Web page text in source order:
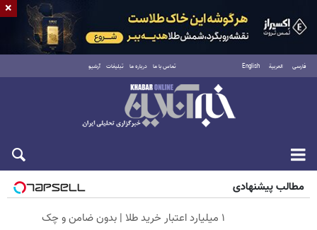
فارسی العربية English تماس با ما درباره ما تبلیغات آرشیو
جمعه ۱۶ مرداد ۱۴۰۵
مطالب پیشنهادی
۱ میلیارد اعتبار خرید طلا | بدون ضامن و چک
×